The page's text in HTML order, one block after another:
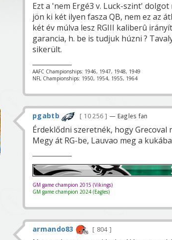
Ezt a 'nem Ergé3 v. Luck-szint'
jön ki két ilyen fasza QB, nem ez az
két év múlva lesz RGIII kaliberû
garancia, h. be is tudjuk húzni ?
sikerült.
AAFC Championships: 1946, 1947, 1948, 1949
NFL Championships: 1950, 1954, 1955, 1964
pgabtb 10 256 — Eagles fan
Érdeklődni szeretnék, hogy
Megy át RG-be, Lauvao meg a
GM game champion 2015 (Vikings)
GM game champion 2024 (Eagles)
armando83 804